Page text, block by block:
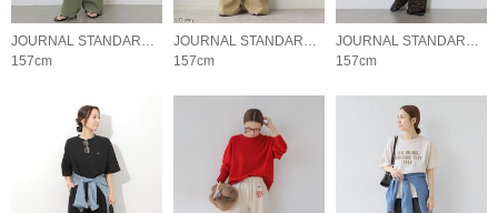
JOURNAL STANDARD relume LADYS
157cm
JOURNAL STANDARD relume LADYS
157cm
JOURNAL STANDARD relume LADYS
157cm